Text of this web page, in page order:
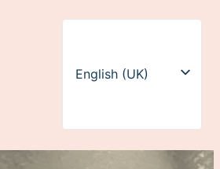
English (UK)